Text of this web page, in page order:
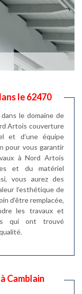
le 62470
le domaine de
Artois couverture
et d’une équipe
pour vous garantir
à Nord Artois
et du matériel
vous aurez des
l’esthétique de
d’être remplacée,
les travaux et
qui ont trouvé
Camblain